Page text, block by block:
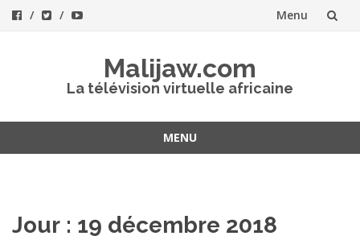
Menu
Malijaw.com
La télévision virtuelle africaine
MENU
Jour : 19 décembre 2018